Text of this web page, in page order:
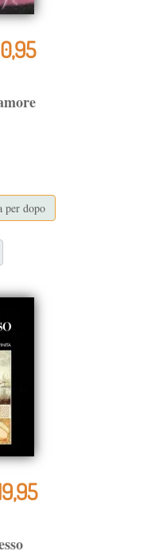
per dopo